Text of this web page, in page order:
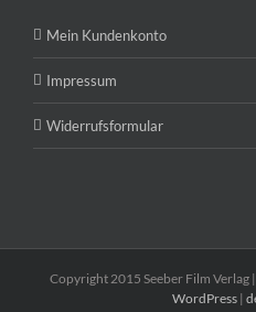
Mein Kundenkonto
Impressum
Widerrufsformular
Copyright 2015 Seeber Film Verlag
WordPress |